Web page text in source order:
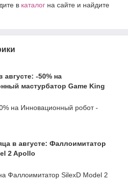
в каталог на сайте и найдите
августе: -50% на
мастурбатор Game King
на Инновационный робот -
в августе: Фаллоимитатор
2 Apollo
Фаллоимитатор SilexD Model 2